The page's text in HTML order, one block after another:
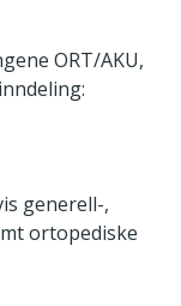
ORT/AKU,
generell-,
ortopediske